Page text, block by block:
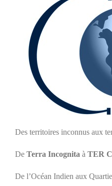
Des territoires inconnus aux
De Terra Incognita à TER
De l’Océan Indien aux